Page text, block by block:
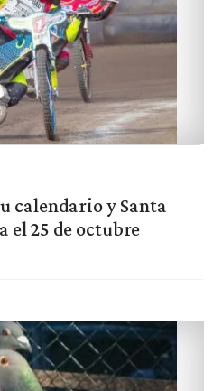
calendario y Santa
el 25 de octubre